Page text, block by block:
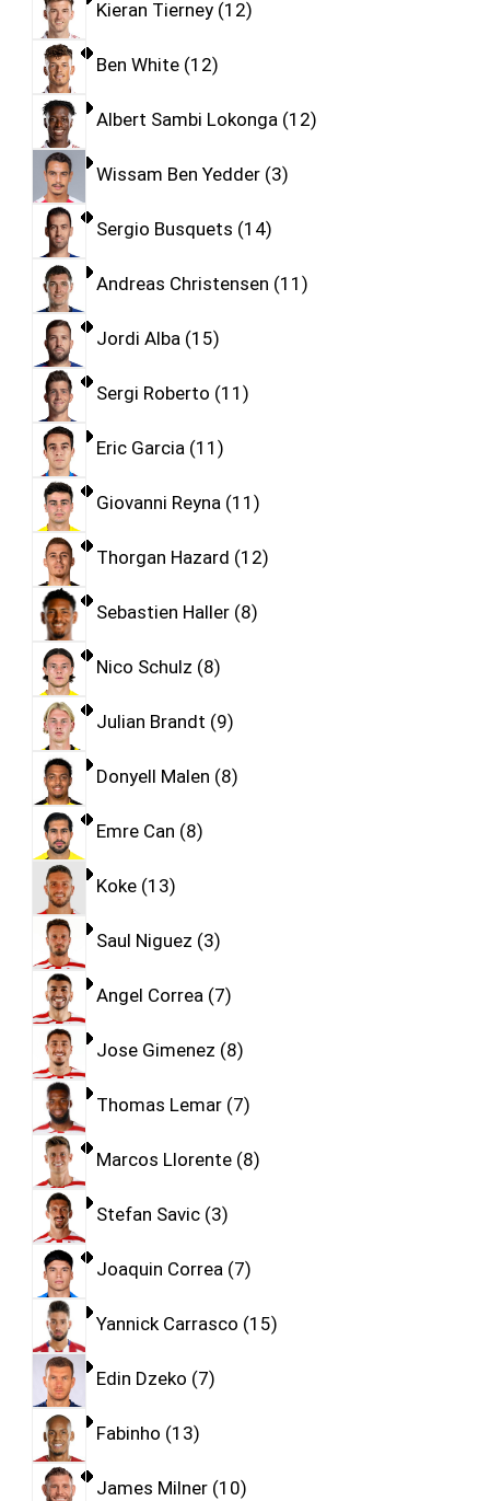
Kieran Tierney 12
Ben White 12
Albert Sambi Lokonga 12
Wissam Ben Yedder 3
Sergio Busquets 14
Andreas Christensen 11
Jordi Alba 15
Sergi Roberto 11
Eric Garcia 11
Giovanni Reyna 11
Thorgan Hazard 12
Sebastien Haller 8
Nico Schulz 8
Julian Brandt 9
Donyell Malen 8
Emre Can 8
Koke 13
Saul Niguez 3
Angel Correa 7
Jose Gimenez 8
Thomas Lemar 7
Marcos Llorente 8
Stefan Savic 3
Joaquin Correa 7
Yannick Carrasco 15
Edin Dzeko 7
Fabinho 13
James Milner 10